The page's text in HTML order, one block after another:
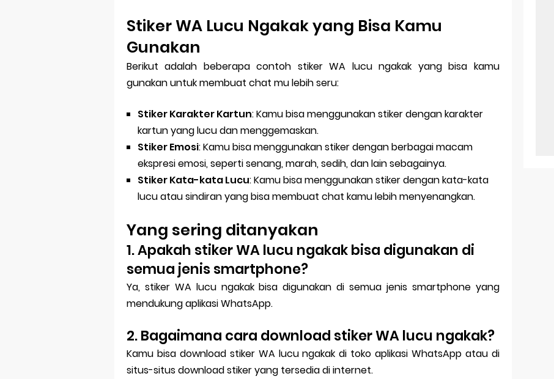
Stiker WA Lucu Ngakak yang Bisa Kamu
Gunakan
Berikut adalah beberapa contoh stiker WA lucu ngakak yang bisa kamu
gunakan untuk membuat chat mu lebih seru:
Stiker Karakter Kartun: Kamu bisa menggunakan stiker dengan karakter
kartun yang lucu dan menggemaskan.
Stiker Emosi: Kamu bisa menggunakan stiker dengan berbagai macam
ekspresi emosi, seperti senang, marah, sedih, dan lain sebagainya.
Stiker Kata-kata Lucu: Kamu bisa menggunakan stiker dengan kata-kata
lucu atau sindiran yang bisa membuat chat kamu lebih menyenangkan.
Yang sering ditanyakan
1. Apakah stiker WA lucu ngakak bisa digunakan di
semua jenis smartphone?
Ya, stiker WA lucu ngakak bisa digunakan di semua jenis smartphone yang
mendukung aplikasi WhatsApp.
2. Bagaimana cara download stiker WA lucu ngakak?
Kamu bisa download stiker WA lucu ngakak di toko aplikasi WhatsApp atau di
situs-situs download stiker yang tersedia di internet.